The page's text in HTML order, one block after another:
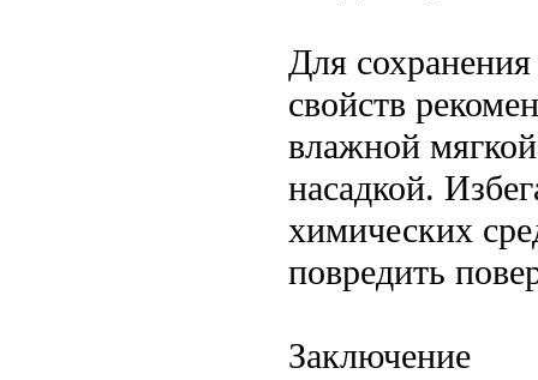
Для
свойств
влажной
насадкой.
химических
повредить
Заключение